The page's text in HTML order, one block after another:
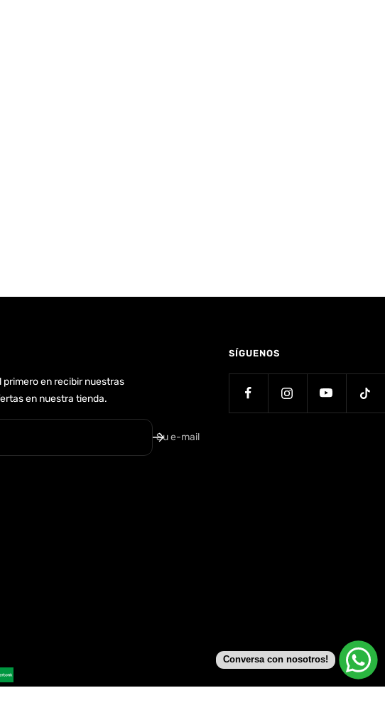
primero en recibir nuestras
en nuestra tienda.
Su e-mail
SÍGUENOS
Conversa con nosotros!